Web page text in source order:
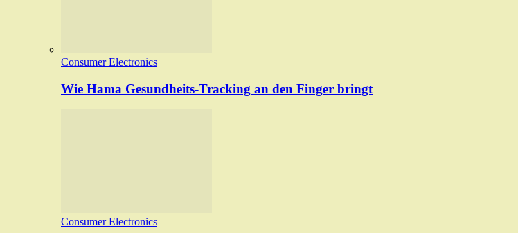
Consumer Electronics
Wie Hama Gesundheits-Tracking an den Finger bringt
Consumer Electronics